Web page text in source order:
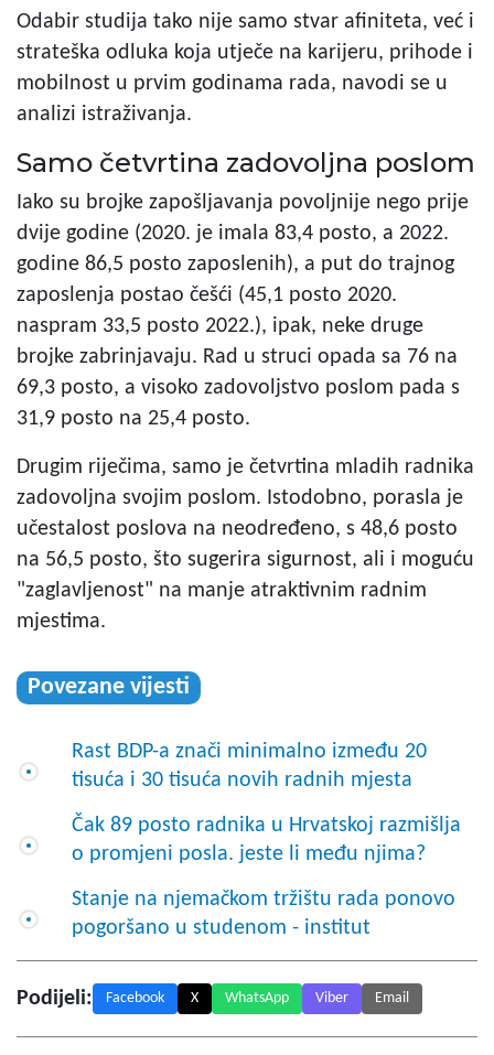
Odabir studija tako nije samo stvar afiniteta, već i
strateška odluka koja utječe na karijeru, prihode i
mobilnost u prvim godinama rada, navodi se u
analizi istraživanja.
Samo četvrtina zadovoljna poslom
Iako su brojke zapošljavanja povoljnije nego prije
dvije godine (2020. je imala 83,4 posto, a 2022.
godine 86,5 posto zaposlenih), a put do trajnog
zaposlenja postao češći (45,1 posto 2020.
naspram 33,5 posto 2022.), ipak, neke druge
brojke zabrinjavaju. Rad u struci opada sa 76 na
69,3 posto, a visoko zadovoljstvo poslom pada s
31,9 posto na 25,4 posto.
Drugim riječima, samo je četvrtina mladih radnika
zadovoljna svojim poslom. Istodobno, porasla je
učestalost poslova na neodređeno, s 48,6 posto
na 56,5 posto, što sugerira sigurnost, ali i moguću
"zaglavljenost" na manje atraktivnim radnim
mjestima.
Povezane vijesti
Rast BDP-a znači minimalno između 20
tisuća i 30 tisuća novih radnih mjesta
Čak 89 posto radnika u Hrvatskoj razmišlja
o promjeni posla. jeste li među njima?
Stanje na njemačkom tržištu rada ponovo
pogoršano u studenom - institut
Podijeli: Facebook X WhatsApp Viber Email